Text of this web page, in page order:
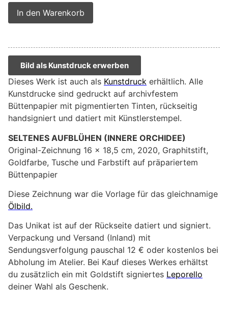
In den Warenkorb
Bild als Kunstdruck erwerben
Dieses Werk ist auch als Kunstdruck erhältlich. Alle
Kunstdrucke sind gedruckt auf archivfestem
Büttenpapier mit pigmentierten Tinten, rückseitig
handsigniert und datiert mit Künstlerstempel.
SELTENES AUFBLÜHEN (INNERE ORCHIDEE)
Original-Zeichnung 16 x 18,5 cm, 2020, Graphitstift,
Goldfarbe, Tusche und Farbstift auf präpariertem
Büttenpapier
Diese Zeichnung war die Vorlage für das gleichnamige
Ölbild.
Das Unikat ist auf der Rückseite datiert und signiert.
Verpackung und Versand (Inland) mit
Sendungsverfolgung pauschal 12 € oder kostenlos bei
Abholung im Atelier. Bei Kauf dieses Werkes erhältst
du zusätzlich ein mit Goldstift signiertes Leporello
deiner Wahl als Geschenk.